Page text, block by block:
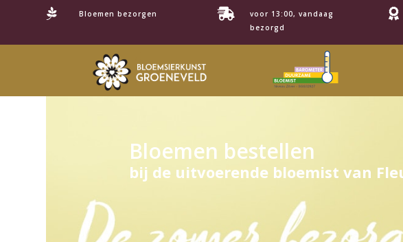
 Bloemen bezorgen 
voor 13:00, vandaag
bezorgd

Bloemen bestellen
bij de uitvoerende bloemist van